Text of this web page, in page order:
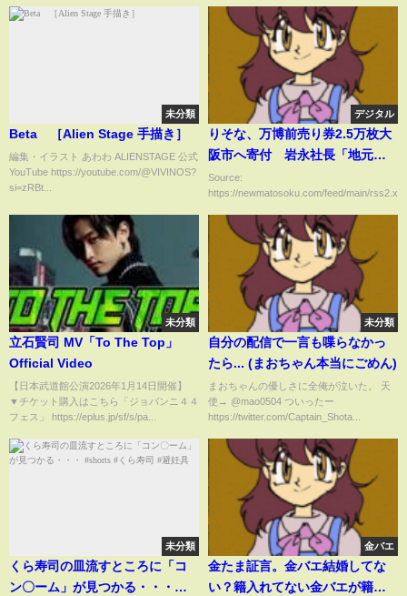
未分類
Beta ［Alien Stage 手描き］
編集・イラスト あわわ ALIENSTAGE 公式
YouTube https://youtube.com/@VIVINOS?
si=zRBt...
デジタル
りそな、万博前売り券2.5万枚大
阪市へ寄付 岩永社長「地元企
業発信の仕組みをレガシーに」
Source:
https://newmatosoku.com/feed/main/
未分類
立石賢司 MV「To The Top」
Official Video
【日本武道館公演2026年1月14日開催】
▼チケット購入はこちら「ジョバンニ４４
フェス」 https://eplus.jp/sf/s/pa...
未分類
自分の配信で一言も喋らなかっ
たら... (まおちゃん本当にごめん)
まおちゃんの優しさに全俺が泣いた。 天
使→ @mao0504 ついったー
https://twitter.com/Captain_Shota...
未分類
くら寿司の皿流すところに「コ
ン〇ーム」が見つかる・・・
金バエ
金たま証言。金バエ結婚してな
い？籍入れてない金バエが籍入